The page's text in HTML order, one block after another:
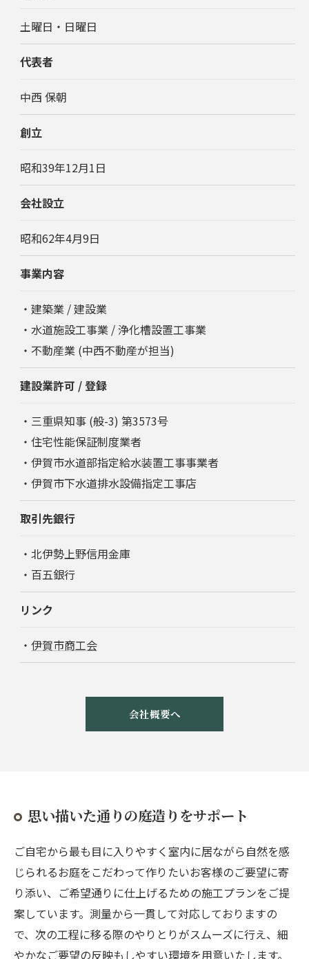
土曜日・日曜日
代表者
中西 保朝
創立
昭和39年12月1日
会社設立
昭和62年4月9日
事業内容
・建築業 / 建設業
・水道施設工事業 / 浄化槽設置工事業
・不動産業 (中西不動産が担当)
建設業許可 / 登録
・三重県知事 (般-3) 第3573号
・住宅性能保証制度業者
・伊賀市水道部指定給水装置工事事業者
・伊賀市下水道排水設備指定工事店
取引先銀行
・北伊勢上野信用金庫
・百五銀行
リンク
・ 伊賀市商工会
会社概要へ
思い描いた通りの庭造りをサポート
ご自宅から最も目に入りやすく室内に居ながら自然を感
じられるお庭をこだわって作りたいお客様のご要望に寄
り添い、ご希望通りに仕上げるための施工プランをご提
案しています。測量から一貫して対応しておりますの
で、次の工程に移る際のやりとりがスムーズに行え、細
やかなご要望の反映もしやすい環境を用意いたします。